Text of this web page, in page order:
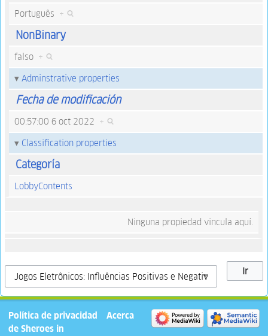
Português +
NonBinary
falso +
Adminstrative properties
Fecha de modificación
00:57:00 6 oct 2022 +
Classification properties
Categoría
LobbyContents
Ninguna propiedad vincula aquí.
Política de privacidad
Acerca
de Sheroes in